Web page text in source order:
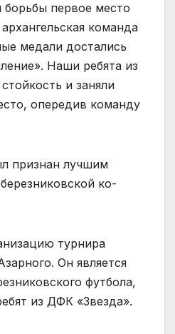
первое место
команда
медали достались
Наши ребята из
и заняли
опередив ко­манду
при­знан лучшим
ко­
турнира
Он является
футбола,
из ДФК «Звезда».